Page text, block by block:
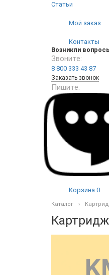
Статьи
Мой заказ
Контакты
Возникли
Звоните:
8 800 333 43 87
Заказать звонок
Пишите:
Корзина 0
Каталог